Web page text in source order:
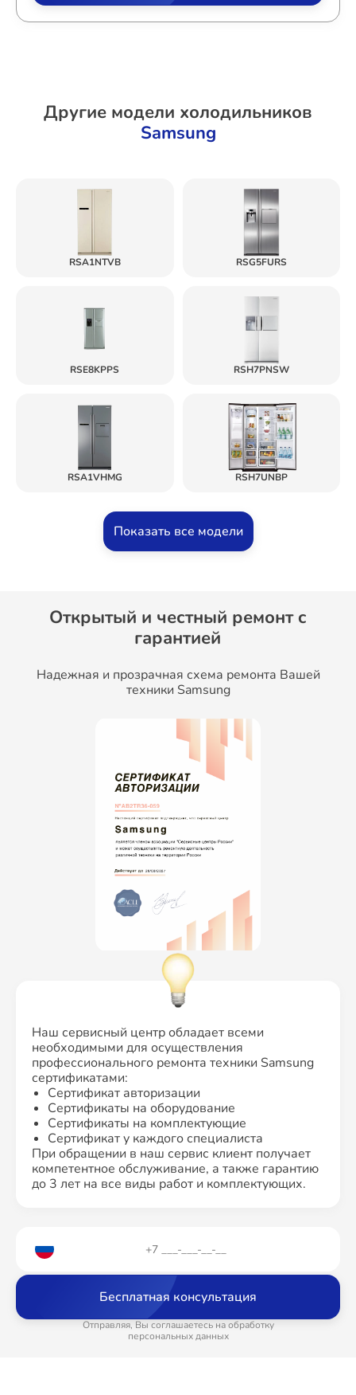
Другие модели холодильников
Samsung
RSA1NTVB RSG5FURS
RSE8KPPS RSH7PNSW
RSA1VHMG RSH7UNBP
Показать все модели
Открытый и честный ремонт c
гарантией
Надежная и прозрачная схема ремонта Вашей
техники Samsung
Наш сервисный центр обладает всеми
необходимыми для осуществления
профессионального ремонта техники Samsung
сертификатами:
Сертификат авторизации
Сертификаты на оборудование
Сертификаты на комплектующие
Сертификат у каждого специалиста
При обращении в наш сервис клиент получает
компетентное обслуживание, а также гарантию
до 3 лет на все виды работ и комплектующих.
Бесплатная консультация
Отправляя, Вы соглашаетесь на обработку
персональных данных